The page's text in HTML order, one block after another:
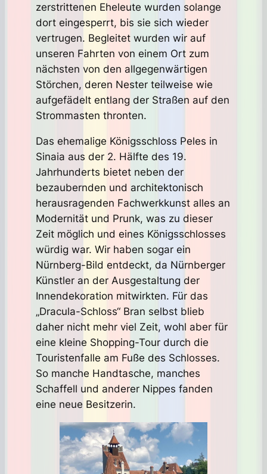
zerstrittenen Eheleute wurden solange
dort eingesperrt, bis sie sich wieder
vertrugen. Begleitet wurden wir auf
unseren Fahrten von einem Ort zum
nächsten von den allgegenwärtigen
Störchen, deren Nester teilweise wie
aufgefädelt entlang der Straßen auf den
Strommasten thronten.
Das ehemalige Königsschloss Peles in
Sinaia aus der 2. Hälfte des 19.
Jahrhunderts bietet neben der
bezaubernden und architektonisch
herausragenden Fachwerkkunst alles an
Modernität und Prunk, was zu dieser
Zeit möglich und eines Königsschlosses
würdig war. Wir haben sogar ein
Nürnberg-Bild entdeckt, da Nürnberger
Künstler an der Ausgestaltung der
Innendekoration mitwirkten. Für das
„Dracula-Schloss“ Bran selbst blieb
daher nicht mehr viel Zeit, wohl aber für
eine kleine Shopping-Tour durch die
Touristenfalle am Fuße des Schlosses.
So manche Handtasche, manches
Schaffell und anderer Nippes fanden
eine neue Besitzerin.